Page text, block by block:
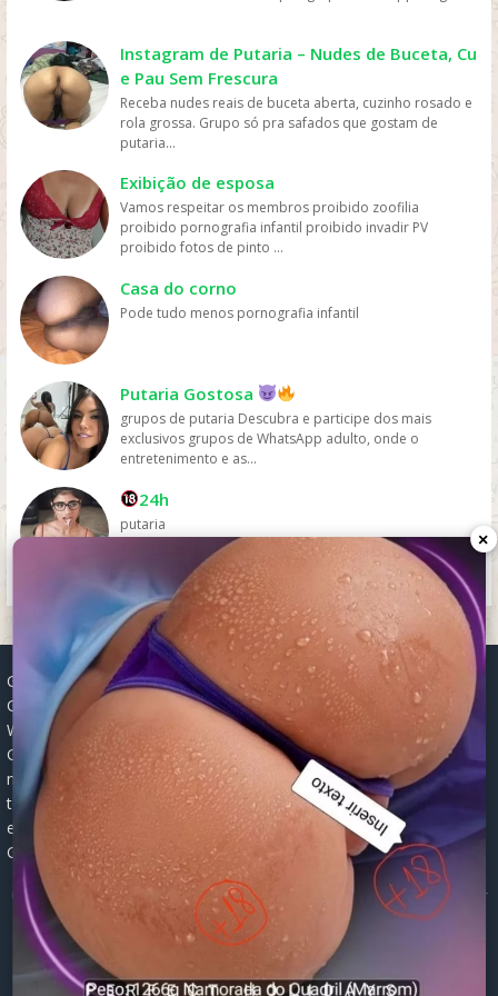
mais fácil e rápido. Preço: os serviços de streaming
cinema ou comprar DVDs, tornando mais fácil para as
pessoas assistirem filmes sem gastar muito dinheiro.
Personalização: os serviços de streaming geralmente
oferecem recomendações personalizadas com base
nos gostos dos usuários, permitindo que eles
descubram novos filmes e programas que possam
filmes online. Em resumo, os filmes são mais assistidos
online devido à sua conveniência, variedade, acesso
fácil, preços acessíveis e personalização, oferecidos
pelas plataformas de streaming.
Instagram de Putaria – Nudes de Buceta, Cu
e Pau Sem Frescura
Receba nudes reais de buceta aberta, cuzinho rosado e
rola grossa. Grupo só pra safados que gostam de
putaria...
Exibição de esposa
Vamos respeitar os membros proibido zoofilia
proibido pornografia infantil proibido invadir PV
proibido fotos de pinto ...
Casa do corno
Pode tudo menos pornografia infantil
Putaria Gostosa
grupos de putaria Descubra e participe dos mais
exclusivos grupos de WhatsApp adulto, onde o
entretenimento e as...
24h
putaria
Grupos WhatsApp, Links de grupos, Entrar grupos WhatsApp,
Grupos de compra e venda, Links WhatsApp atualizados, Grupos
WhatsApp 2025, Links para grupos, Participar grupos WhatsApp,
Grupos ativos WhatsApp, Links gratuitos, Grupos WhatsApp
negócios, Links grupos Brasil, Grupos WhatsApp regionais, Grupos
temáticos WhatsApp, Links públicos WhatsApp, Grupos WhatsApp
empregos, Links grupos classificados, Divulgar grupos WhatsApp,
Grupos WhatsApp descontos, Grupos WhatsApp ofertas.
© 2026 -
Grupos de WhatsApp 2026: Links Atualizados para Entrar
nos Melhores Grupos
| Robots.txt
×